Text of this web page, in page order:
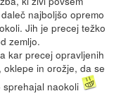
najboljšo opremo
Jih je precej težko
zemljo.
kar precej opravljenih
in orožje, da se
naokoli